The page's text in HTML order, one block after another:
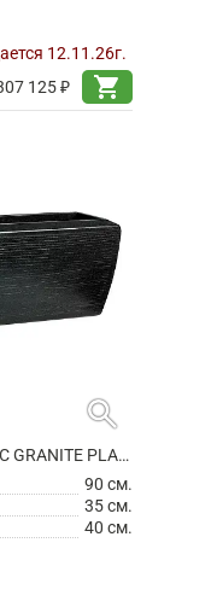
12.11.26г.
125 ₽
shopping_cart
search
КАШПО CAPI ARC GRANITE PLANTER RECTANGLE BLACK
90 см.
35 см.
40 см.